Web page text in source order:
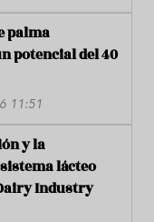
palma
potencial del 40
11:51
y la
lácteo
Industry